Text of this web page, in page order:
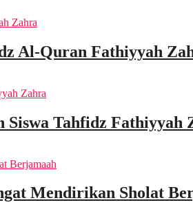
Al-Quran Fathiyyah
Siswa Tahfidz Fathiyyah
Mendirikan Sholat